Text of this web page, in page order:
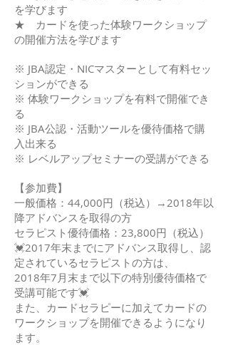
を学びます
★ カードを使った体験ワークショップ
の開催方法を学びます
※ JBA認定・NICマスターとして有料セッ
ションができる
※ 体験ワークショップを有料で開催でき
る
※ JBA公認・活動ツールを優待価格で購
入出来る
※ レベルアップセミナーの受講ができる
【参加費】
一般価格：44,000円（税込）→2018年以
降アドバンスを取得の方
セラピスト優待価格：23,800円（税込）
💓2017年末までにアドバンス取得し、認
定されているセラピストの方は、
2018年7月末まで以下の特別優待価格で
受講可能です💓
また、カードセラピーに加えてカードの
ワークショップを開催できるようになり
ます。